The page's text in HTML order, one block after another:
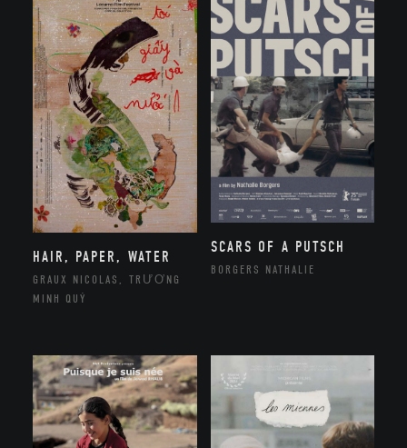
HAIR, PAPER, WATER
GRAUX NICOLAS, TRƯƠNG
MINH QUÝ
SCARS OF A PUTSCH
BORGERS NATHALIE